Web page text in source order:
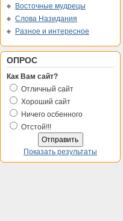
Восточные мудрецы
Слова Назидания
Разное и интересное
ОПРОС
Как Вам сайт?
Отличный сайт
Хороший сайт
Ничего осбенного
Отстой!!!
Показать результаты